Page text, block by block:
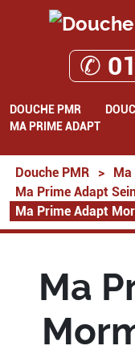
✆
DOUCHE PMR
MA PRIME ADAPT
Douche PMR > Ma
Ma Prime Adapt
Ma Prime Adapt
Ma